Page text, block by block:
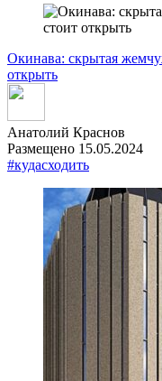
Окинава: скрытая
открыть
Анатолий Краснов
Размещено 15.05.2024
#кудасходить